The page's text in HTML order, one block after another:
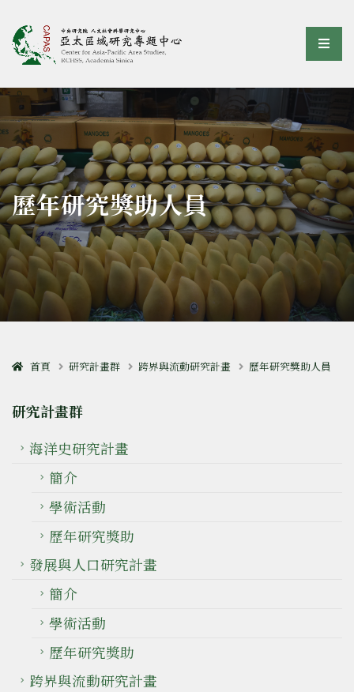
亞太區域研究專題中心選
:::
歷年研究獎助人員
首頁 研究計畫群 跨界與流動研究計畫 歷年研究獎助人員
研究計畫群
海洋史研究計畫
簡介
學術活動
歷年研究獎助
發展與人口研究計畫
簡介
學術活動
歷年研究獎助
跨界與流動研究計畫